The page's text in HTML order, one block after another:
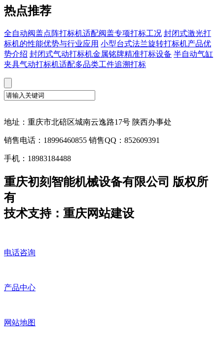
热点推荐
全自动阀盖点阵打标机适配阀盖专项打标工况 封闭式激光打
标机的性能优势与行业应用 小型台式法兰旋转打标机产品优
势介绍 封闭式气动打标机金属铭牌精准打标设备 半自动气缸
夹具气动打标机适配多品类工件追溯打标
地址：重庆市北碚区城南云逸路17号 陕西办事处
销售电话：18996460855 销售QQ：852609391
手机：18983184488
重庆初刻智能机械设备有限公司 版权所
有
技术支持：重庆网站建设
电话咨询
产品中心
网站地图